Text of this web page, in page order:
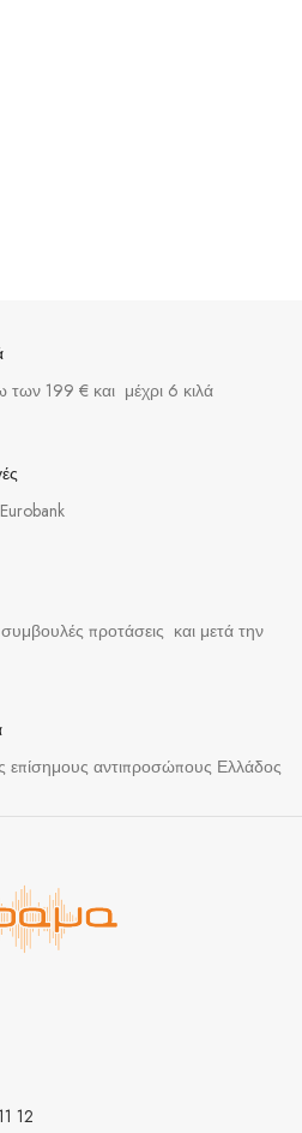
των 199 € και μέχρι 6 κιλά
προτάσεις και μετά την
επίσημους αντιπροσώπους Ελλάδος
12